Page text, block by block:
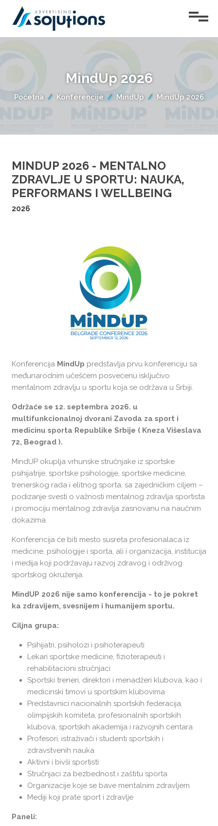
O
Teen
Talk
žene
Kontakt
MindUp 2026
Početna Konferencije MindUp MindUp 2026
MINDUP 2026 - MENTALNO
ZDRAVLJE U SPORTU: NAUKA,
PERFORMANS I WELLBEING
2026
Konferencija MindUp predstavlja prvu konferenciju sa
međunarodnim učešćem posvećenu isključivo
mentalnom zdravlju u sportu koja se održava u Srbiji.
Održaće se 12. septembra 2026. u
multifunkcionalnoj dvorani Zavoda za sport i
medicinu sporta Republike Srbije ( Kneza Višeslava
72, Beograd ).
MindUP okuplja vrhunske stručnjake iz sportske
psihijatrije, sportske psihologije, sportske medicine,
trenerskog rada i elitnog sporta, sa zajedničkim ciljem –
podizanje svesti o važnosti mentalnog zdravlja sportista
i promociju mentalnog zdravlja zasnovanu na naučnim
dokazima.
Konferencija će biti mesto susreta profesionalaca iz
medicine, psihologije i sporta, ali i organizacija, institucija
i medija koji podržavaju razvoj zdravog i održivog
sportskog okruženja.
MindUP 2026 nije samo konferencija - to je pokret
ka zdravijem, svesnijem i humanijem sportu.
Ciljna grupa:
Psihijatri, psiholozi i psihoterapeuti
Lekari sportske medicine, fizioterapeuti i
rehabilitacioni stručnjaci
Sportski treneri, direktori i menadžeri klubova, kao i
medicinski timovi u sportskim klubovima
Predstavnici nacionalnih sportskih federacija,
olimpijskih komiteta, profesionalnih sportskih
klubova, sportskih akademija i razvojnih centara
Profesori, istraživači i studenti sportskih i
zdravstvenih nauka
Aktivni i bivši sportisti
Stručnjaci za bezbednost i zaštitu sporta
Organizacije koje se bave mentalnim zdravljem
Mediji koji prate sport i zdravlje
Paneli: